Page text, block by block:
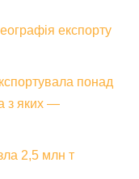
експорту
понад
з яких —
2,5 млн т